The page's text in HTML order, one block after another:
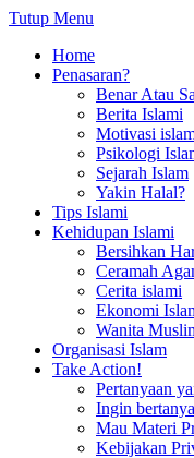
Tutup Menu
Home
Penasaran?
Benar Atau
Berita Islami
Motivasi
Psikologi
Sejarah Islam
Yakin Halal?
Tips Islami
Kehidupan Islami
Bersihkan
Ceramah
Cerita islami
Ekonomi
Wanita
Organisasi Islam
Take Action!
Pertanyaan
Ingin
Mau Materi
Kebijakan